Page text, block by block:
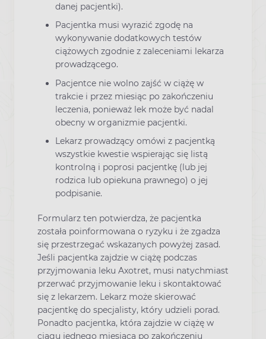
danej pacjentki).
Pacjentka musi wyrazić zgodę na
wykonywanie dodatkowych testów
ciążowych zgodnie z zaleceniami lekarza
prowadzącego.
Pacjentce nie wolno zajść w ciążę w
trakcie i przez miesiąc po zakończeniu
leczenia, ponieważ lek może być nadal
obecny w organizmie pacjentki.
Lekarz prowadzący omówi z pacjentką
wszystkie kwestie wspierając się listą
kontrolną i poprosi pacjentkę (lub jej
rodzica lub opiekuna prawnego) o jej
podpisanie.
Formularz ten potwierdza, że pacjentka
została poinformowana o ryzyku i że zgadza
się przestrzegać wskazanych powyżej zasad.
Jeśli pacjentka zajdzie w ciążę podczas
przyjmowania leku Axotret, musi natychmiast
przerwać przyjmowanie leku i skontaktować
się z lekarzem. Lekarz może skierować
pacjentkę do specjalisty, który udzieli porad.
Ponadto pacjentka, która zajdzie w ciążę w
ciągu jednego miesiąca po zakończeniu